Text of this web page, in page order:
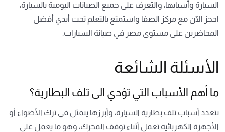
السيارة وأسبابها، والتعرف على جميع الصيانات اليومية بالسيارة،
احجز الآن مع مركز الصفا واستمتع بالتعلم تحت أيدي أفضل
المحاضرين على مستوى مصر في صيانة السيارات.
الأسئلة الشائعة
ما أهم الأسباب التي تؤدي الى تلف البطارية؟
تتعدد أسباب تلف بطارية السيارة، وأبرزها يتمثل في ترك الأضواء أو
الأجهزة الكهربائية تعمل أثناء توقف المحرك، وهو ما يعمل على